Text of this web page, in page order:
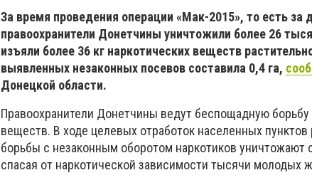
За время проведения операции «Мак-2015», то есть за
правоохранители Донетчины уничтожили более 26
изъяли более 36 кг наркотических веществ
выявленных незаконных посевов составила 0,4 га,
Донецкой области.
Правоохранители Донетчины ведут беспощадную
веществ. В ходе целевых отработок населенных
борьбы с незаконным оборотом наркотиков
спасая от наркотической зависимости тысячи молодых